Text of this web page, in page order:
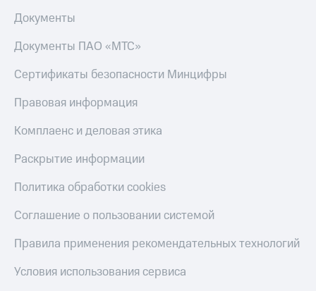
Документы
Документы ПАО «МТС»
Сертификаты безопасности Минцифры
Правовая информация
Комплаенс и деловая этика
Раскрытие информации
Политика обработки cookies
Соглашение о пользовании системой
Правила применения рекомендательных технологий
Условия использования сервиса